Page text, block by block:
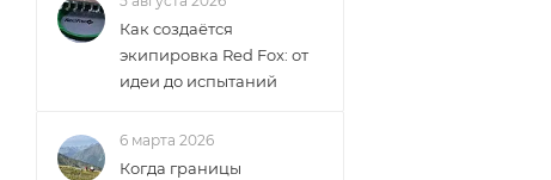
Как создаётся
экипировка Red Fox: от
идеи до испытаний
6 марта 2026
Когда границы